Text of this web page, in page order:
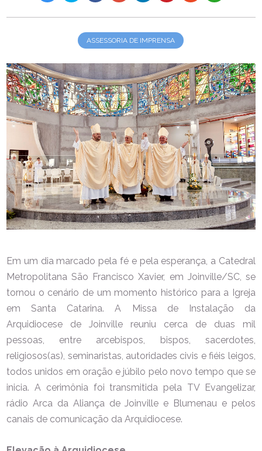
ASSESSORIA DE IMPRENSA
Em um dia marcado pela fé e pela esperança, a Catedral
Metropolitana São Francisco Xavier, em Joinville/SC, se
tornou o cenário de um momento histórico para a Igreja
em Santa Catarina. A Missa de Instalação da
Arquidiocese de Joinville reuniu cerca de duas mil
pessoas, entre arcebispos, bispos, sacerdotes,
religiosos(as), seminaristas, autoridades civis e fiéis leigos,
todos unidos em oração e júbilo pelo novo tempo que se
inicia. A cerimônia foi transmitida pela TV Evangelizar,
rádio Arca da Aliança de Joinville e Blumenau e pelos
canais de comunicação da Arquidiocese.